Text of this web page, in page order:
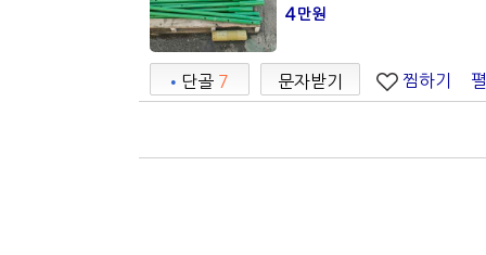
4만원
• 단골 7 문자받기 찜하기